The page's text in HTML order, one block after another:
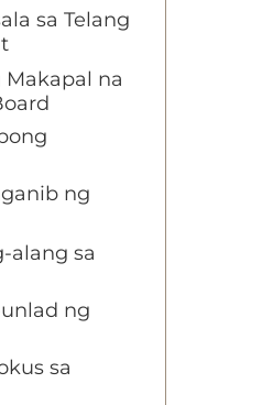
sa Telang
Makapal na
ng
alang sa
ng
sa